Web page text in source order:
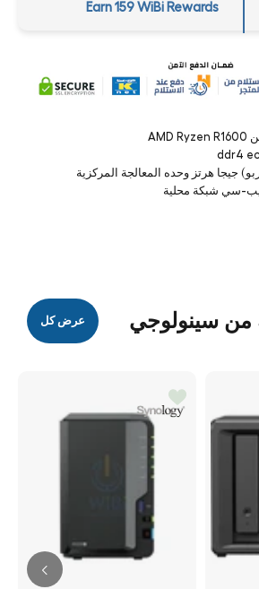
Earn 159 WiBi Rewards
سي شبكة محلية
من سينولوجي عرض كل